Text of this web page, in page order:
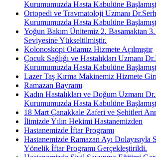
Kurumumuzda Hasta Kabulüne
Ortopedi ve Travmatoloji Uzmanı
Kurumumuzda Hasta Kabulüne
Yoğun Bakım Ünitemiz 2. Basamaktan
Seviyesine Yükseltilmiştir.
Kolonoskopi Odamız Hizmete Açılmıştır
Çocuk Sağlığı ve Hastalıkları Uzmanı
Kurumumuzda Hasta Kabulüne
Lazer Taş Kırma Makinemiz Hizmete
Ramazan Bayramı
Kadın Hastalıkları ve Doğum Uzmanı
Kurumumuzda Hasta Kabulüne
18 Mart Çanakkale Zaferi ve Şehitleri
İlimizde Yılın Hekimi Hastanemizden
Hastanemizde İftar Programı
Hastanemizde Ramazan Ayı Dolayısıyla
Yönelik İftar Programı Gerçekleştirildi.